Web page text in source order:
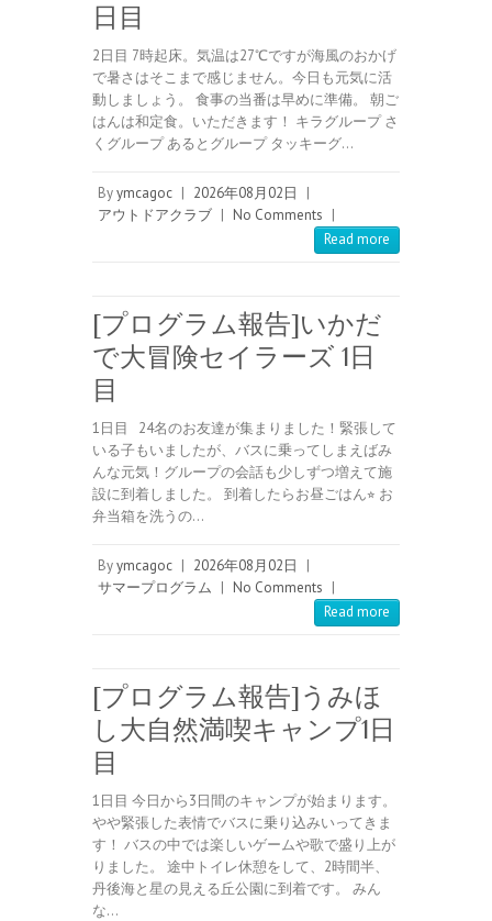
日目
2日目 7時起床。気温は27℃ですが海風のおかげ
で暑さはそこまで感じません。今日も元気に活
動しましょう。 食事の当番は早めに準備。 朝ご
はんは和定食。いただきます！ キラグループ さ
くグループ あるとグループ タッキーグ…
Byymcagoc | 2026年08月02日
|
アウトドアクラブ | No Comments |
Read more
[プログラム報告]いかだ
で大冒険セイラーズ 1日
目
1日目 24名のお友達が集まりました！緊張して
いる子もいましたが、バスに乗ってしまえばみ
んな元気！グループの会話も少しずつ増えて施
設に到着しました。 到着したらお昼ごはん⭐︎ お
弁当箱を洗うの…
Byymcagoc | 2026年08月02日
|
サマープログラム | No Comments |
Read more
[プログラム報告]うみほ
し大自然満喫キャンプ1日
目
1日目 今日から3日間のキャンプが始まります。
やや緊張した表情でバスに乗り込みいってきま
す！ バスの中では楽しいゲームや歌で盛り上が
りました。 途中トイレ休憩をして、2時間半、
丹後海と星の見える丘公園に到着です。 みん
な…